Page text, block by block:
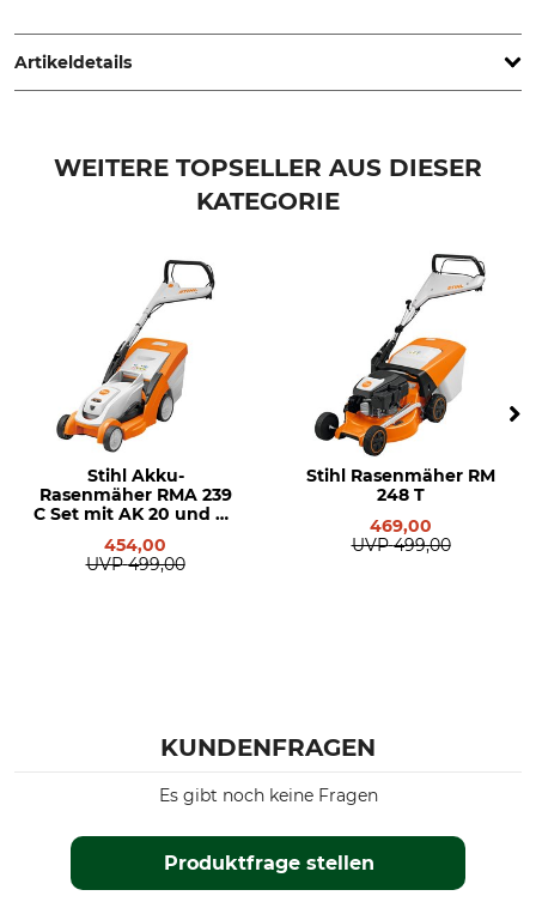
64807 Dieburg, Germany, www.stihl.de
Artikeldetails
Max. Geschwindigkeit
Schnitthöhe
Motorbezeichnung
Komfortlenker
klappbar
höhenverstellbar
Rasenfläche bis
1200 m²
Grasfangkorbvolumen
Schalldruckpegel
Modellbezeichnung
Hubraum
Schallleistungspegel
Vibrationswert
WEITERE TOPSELLER AUS DIESER
KATEGORIE
Stihl Akku-
Rasenmäher RMA 239
C Set mit AK 20 und AL
454,00
UVP 499,00
Stihl Rasenmäher RM
248 T
469,00
UVP 499,00
KUNDENFRAGEN
Produktfrage stellen
Es gibt noch keine Fragen